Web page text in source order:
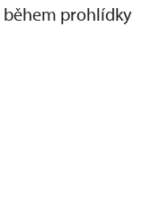
prohlídky